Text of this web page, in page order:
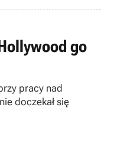
go
pracy nad
doczekał się